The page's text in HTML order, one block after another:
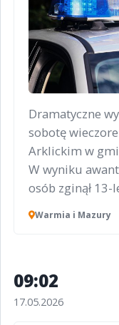
Dramatyczne
sobotę
Arklickim w
W wyniku
osób zginął 13-
Warmia i Mazury
09:02
17.05.2026